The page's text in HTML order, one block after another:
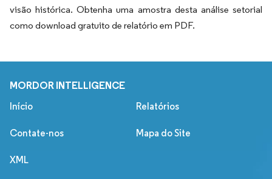
visão histórica. Obtenha uma amostra desta análise setorial
como download gratuito de relatório em PDF.
MORDOR INTELLIGENCE
Início Relatórios
Contate-nos Mapa do Site
XML